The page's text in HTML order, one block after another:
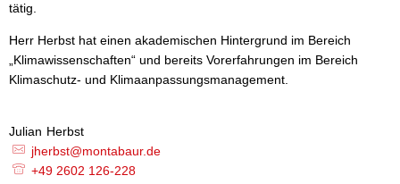
tätig.
Herr Herbst hat einen akademischen Hintergrund im Bereich
„Klimawissenschaften“ und bereits Vorerfahrungen im Bereich
Klimaschutz- und Klimaanpassungsmanagement.
Julian Herbst
jherbst@montabaur.de
+49 2602 126-228